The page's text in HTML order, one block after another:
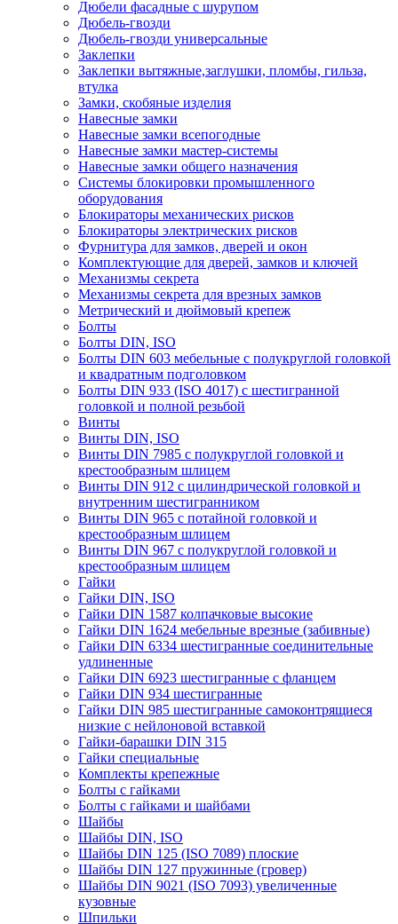
Дюбели фасадные с шурупом
Дюбель-гвозди
Дюбель-гвозди универсальные
Заклепки
Заклепки вытяжные,заглушки, пломбы, гильза,
втулка
Замки, скобяные изделия
Навесные замки
Навесные замки всепогодные
Навесные замки мастер-системы
Навесные замки общего назначения
Системы блокировки промышленного
оборудования
Блокираторы механических рисков
Блокираторы электрических рисков
Фурнитура для замков, дверей и окон
Комплектующие для дверей, замков и ключей
Механизмы секрета
Механизмы секрета для врезных замков
Метрический и дюймовый крепеж
Болты
Болты DIN, ISO
Болты DIN 603 мебельные с полукруглой головкой
и квадратным подголовком
Болты DIN 933 (ISO 4017) с шестигранной
головкой и полной резьбой
Винты
Винты DIN, ISO
Винты DIN 7985 с полукруглой головкой и
крестообразным шлицем
Винты DIN 912 с цилиндрической головкой и
внутренним шестигранником
Винты DIN 965 с потайной головкой и
крестообразным шлицем
Винты DIN 967 с полукруглой головкой и
крестообразным шлицем
Гайки
Гайки DIN, ISO
Гайки DIN 1587 колпачковые высокие
Гайки DIN 1624 мебельные врезные (забивные)
Гайки DIN 6334 шестигранные соединительные
удлиненные
Гайки DIN 6923 шестигранные с фланцем
Гайки DIN 934 шестигранные
Гайки DIN 985 шестигранные самоконтрящиеся
низкие с нейлоновой вставкой
Гайки-барашки DIN 315
Гайки специальные
Комплекты крепежные
Болты с гайками
Болты с гайками и шайбами
Шайбы
Шайбы DIN, ISO
Шайбы DIN 125 (ISO 7089) плоские
Шайбы DIN 127 пружинные (гровер)
Шайбы DIN 9021 (ISO 7093) увеличенные
кузовные
Шпильки